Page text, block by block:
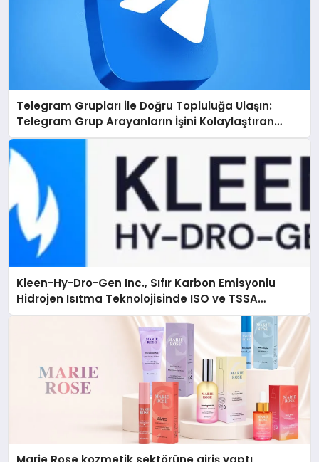
Telegram Grupları ile Doğru Topluluğa Ulaşın:
Telegram Grup Arayanların İşini Kolaylaştıran
Çözüm
Kleen-Hy-Dro-Gen Inc., Sıfır Karbon Emisyonlu
Hidrojen Isıtma Teknolojisinde ISO ve TSSA
Düzenleyici Onaylarını Aldı